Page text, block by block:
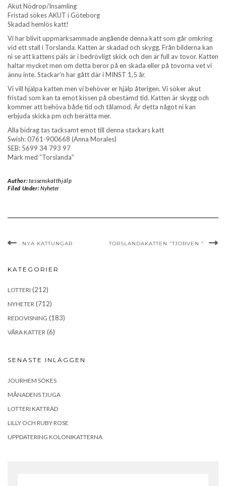
Akut Nödrop/Insamling
Fristad sökes AKUT i Göteborg
Skadad hemlös katt!
Vi har blivit uppmärksammade angående denna katt som går omkring
vid ett stall i Torslanda. Katten är skadad och skygg. Från bilderna kan
ni se att kattens päls är i bedrövligt skick och den är full av tovor. Katten
haltar mycket men om detta beror på en skada eller på tovorna vet vi
ännu inte. Stackar’n har gått där i MINST 1,5 år.
Vi vill hjälpa katten men vi behöver er hjälp återigen. Vi söker akut
fristad som kan ta emot kissen på obestämd tid. Katten är skygg och
kommer att behöva både tid och tålamod. Är detta något ni kan
erbjuda skicka pm och berätta mer.
Alla bidrag tas tacksamt emot till denna stackars katt
Swish: 0761-900668 (Anna Morales)
SEB: 5699 34 793 97
Märk med ”Torslanda”
Author:tassenskatthjälp
Filed Under:Nyheter
NYA KATTUNGAR TORSLANDAKATTEN “TJORVEN ”
KATEGORIER
LOTTERI (212)
NYHETER (712)
REDOVISNING (183)
VÅRA KATTER (6)
SENASTE INLÄGGEN
JOURHEM SÖKES
MÅNADENS TJUGA
LOTTERI KATTRÄD
LILLY OCH RUBY ROSE
UPPDATERING KOLONIKATTERNA